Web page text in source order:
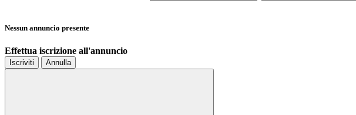
Nessun annuncio presente
Effettua iscrizione all'annuncio
Iscriviti Annulla